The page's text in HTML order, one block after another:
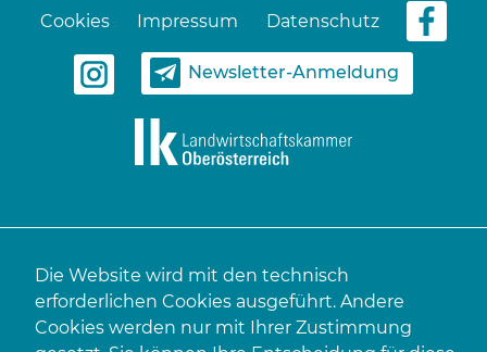
Cookies Impressum Datenschutz
Newsletter-Anmeldung
Die Website wird mit den technisch
erforderlichen Cookies ausgeführt. Andere
Cookies werden nur mit Ihrer Zustimmung